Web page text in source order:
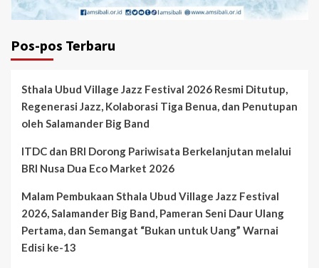
Pos-pos Terbaru
Sthala Ubud Village Jazz Festival 2026 Resmi Ditutup,
Regenerasi Jazz, Kolaborasi Tiga Benua, dan Penutupan
oleh Salamander Big Band
ITDC dan BRI Dorong Pariwisata Berkelanjutan melalui
BRI Nusa Dua Eco Market 2026
Malam Pembukaan Sthala Ubud Village Jazz Festival
2026, Salamander Big Band, Pameran Seni Daur Ulang
Pertama, dan Semangat “Bukan untuk Uang” Warnai
Edisi ke-13